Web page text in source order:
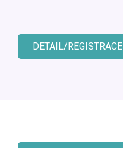
DETAIL/REGISTRACE